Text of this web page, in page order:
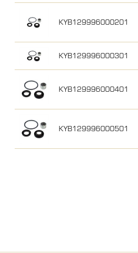
KYB129996000201
KYB129996000301
KYB129996000401
KYB129996000501